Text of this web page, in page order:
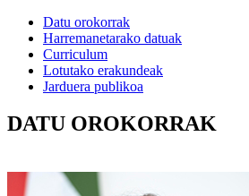
Datu orokorrak
Harremanetarako datuak
Curriculum
Lotutako erakundeak
Jarduera publikoa
DATU OROKORRAK